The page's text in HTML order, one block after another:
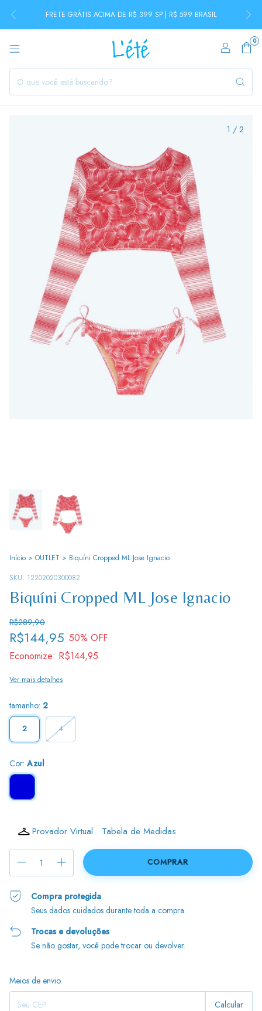
FRETE GRÁTIS ACIMA DE R$ 399 SP | R$ 599 BRASIL
0
1 / 2
Início > OUTLET > Biquíni Cropped ML Jose Ignacio
SKU: 12202020300082
Biquíni Cropped ML Jose Ignacio
R$289,90
R$144,95 50% OFF
Economize: R$144,95
Ver mais detalhes
tamanho: 2
2 4
Cor: Azul
Provador Virtual Tabela de Medidas
Compra protegida
Seus dados cuidados durante toda a compra.
Trocas e devoluções
Se não gostar, você pode trocar ou devolver.
Entregas para o CEP:
Meios de envio
Calcular